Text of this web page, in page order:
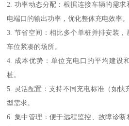
2. 功率动态分配：根据连接车辆的需
电端口的输出功率，优化整体充电效率。
3. 节省空间：相比多个单桩并排安装
车位紧凑的场所。
4. 成本优势：单位充电口的平均建设
桩。
5. 灵活配置：支持不同充电标准（如快
型需求。
6. 集中管理：便于远程监控、故障诊